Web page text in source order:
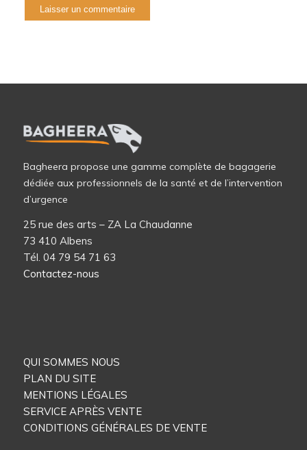
Bagheera propose une gamme complète de bagagerie
dédiée aux professionnels de la santé et de l’intervention
d’urgence
25 rue des arts – ZA La Chaudanne
73 410 Albens
Tél. 04 79 54 71 63
Contactez-nous
QUI SOMMES NOUS
PLAN DU SITE
MENTIONS LÉGALES
SERVICE APRÈS VENTE
CONDITIONS GÉNÉRALES DE VENTE